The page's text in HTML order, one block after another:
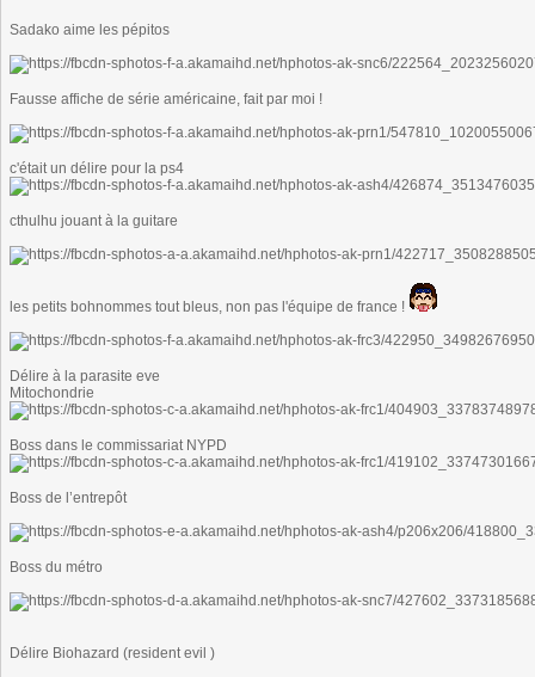
Sadako aime les pépitos
Fausse affiche de série américaine, fait par moi !
c'était un délire pour la ps4
cthulhu jouant à la guitare
les petits bohnommes tout bleus, non pas l'équipe de france !
Délire à la parasite eve
Mitochondrie
Boss dans le commissariat NYPD
Boss de l’entrepôt
Boss du métro
Délire Biohazard (resident evil )